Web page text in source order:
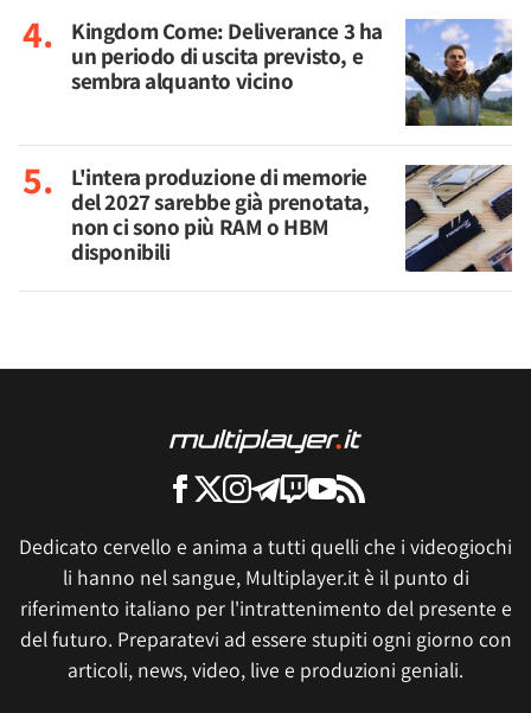
Kingdom Come: Deliverance 3 ha
un periodo di uscita previsto, e
sembra alquanto vicino
L'intera produzione di memorie
del 2027 sarebbe già prenotata,
non ci sono più RAM o HBM
disponibili
Dedicato cervello e anima a tutti quelli che i videogiochi
li hanno nel sangue, Multiplayer.it è il punto di
riferimento italiano per l'intrattenimento del presente e
del futuro. Preparatevi ad essere stupiti ogni giorno con
articoli, news, video, live e produzioni geniali.